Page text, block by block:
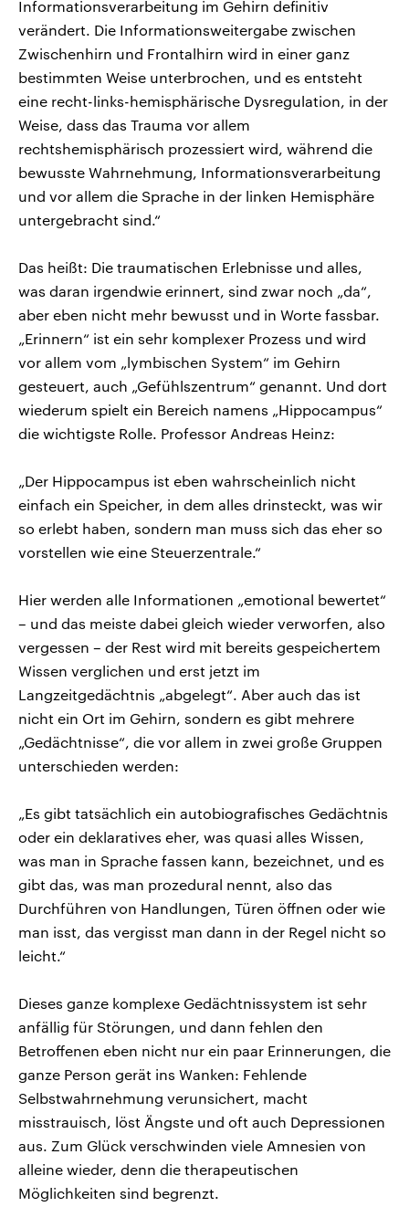
Informationsverarbeitung im Gehirn definitiv
verändert. Die Informationsweitergabe zwischen
Zwischenhirn und Frontalhirn wird in einer ganz
bestimmten Weise unterbrochen, und es entsteht
eine recht-links-hemisphärische Dysregulation, in der
Weise, dass das Trauma vor allem
rechtshemisphärisch prozessiert wird, während die
bewusste Wahrnehmung, Informationsverarbeitung
und vor allem die Sprache in der linken Hemisphäre
untergebracht sind.“
Das heißt: Die traumatischen Erlebnisse und alles,
was daran irgendwie erinnert, sind zwar noch „da“,
aber eben nicht mehr bewusst und in Worte fassbar.
„Erinnern“ ist ein sehr komplexer Prozess und wird
vor allem vom „lymbischen System“ im Gehirn
gesteuert, auch „Gefühlszentrum“ genannt. Und dort
wiederum spielt ein Bereich namens „Hippocampus“
die wichtigste Rolle. Professor Andreas Heinz:
„Der Hippocampus ist eben wahrscheinlich nicht
einfach ein Speicher, in dem alles drinsteckt, was wir
so erlebt haben, sondern man muss sich das eher so
vorstellen wie eine Steuerzentrale.“
Hier werden alle Informationen „emotional bewertet“
– und das meiste dabei gleich wieder verworfen, also
vergessen – der Rest wird mit bereits gespeichertem
Wissen verglichen und erst jetzt im
Langzeitgedächtnis „abgelegt“. Aber auch das ist
nicht ein Ort im Gehirn, sondern es gibt mehrere
„Gedächtnisse“, die vor allem in zwei große Gruppen
unterschieden werden:
„Es gibt tatsächlich ein autobiografisches Gedächtnis
oder ein deklaratives eher, was quasi alles Wissen,
was man in Sprache fassen kann, bezeichnet, und es
gibt das, was man prozedural nennt, also das
Durchführen von Handlungen, Türen öffnen oder wie
man isst, das vergisst man dann in der Regel nicht so
leicht.“
Dieses ganze komplexe Gedächtnissystem ist sehr
anfällig für Störungen, und dann fehlen den
Betroffenen eben nicht nur ein paar Erinnerungen, die
ganze Person gerät ins Wanken: Fehlende
Selbstwahrnehmung verunsichert, macht
misstrauisch, löst Ängste und oft auch Depressionen
aus. Zum Glück verschwinden viele Amnesien von
alleine wieder, denn die therapeutischen
Möglichkeiten sind begrenzt.